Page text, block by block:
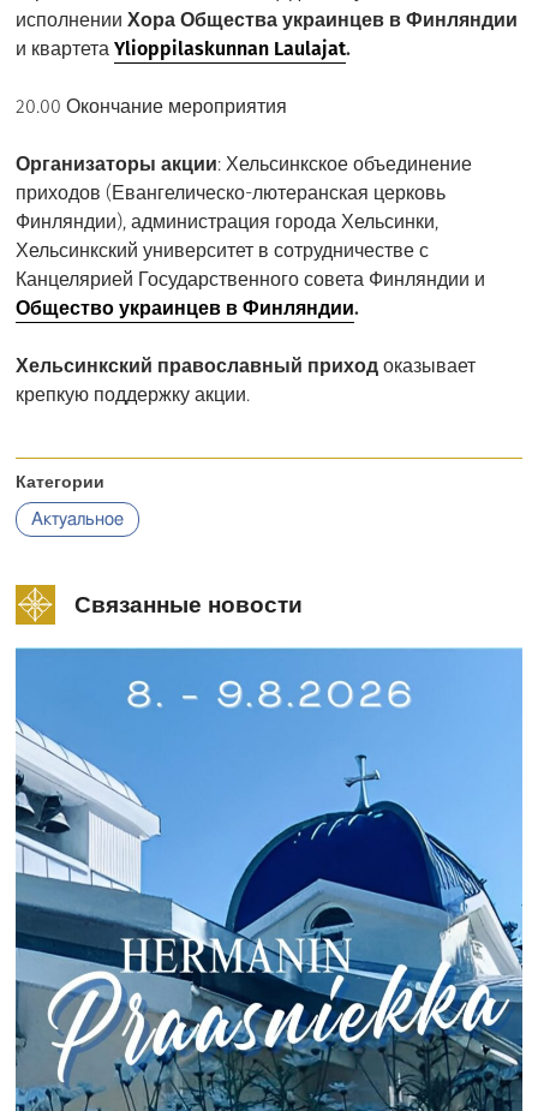
исполненииХора Общества украинцев в Финляндии
и квартетаYlioppilaskunnan Laulajat.
20.00 Окончание мероприятия
Организаторы акции: Хельсинкское объединение
приходов (Евангелическо-лютеранская церковь
Финляндии), администрация города Хельсинки,
Хельсинкский университет в сотрудничестве с
Канцелярией Государственного совета Финляндии и
Общество украинцев в Финляндии.
Хельсинкский православный приходоказывает
крепкую поддержку акции.
Категории
Актуальное
Связанные новости